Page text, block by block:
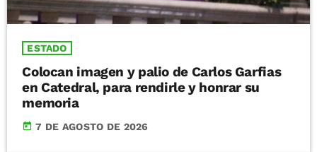
ESTADO
Colocan imagen y palio de Carlos Garfias
en Catedral, para rendirle y honrar su
memoria
today 7 DE AGOSTO DE 2026